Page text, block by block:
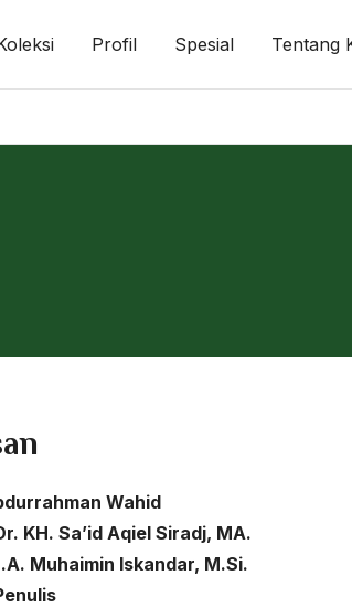
Profil Spesial Tentang
Wahid
KH. Sa’id Aqiel Siradj, MA.
Muhaimin Iskandar, M.Si.